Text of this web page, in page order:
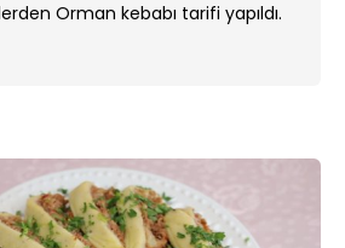
Orman kebabı tarifi yapıldı.